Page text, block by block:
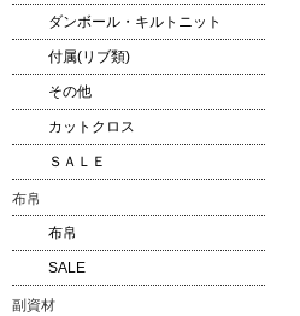
ダンボール・キルトニット
付属(リブ類)
その他
カットクロス
ＳＡＬＥ
布帛
布帛
SALE
副資材